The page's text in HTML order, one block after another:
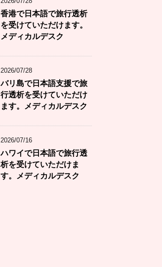
香港で日本語で旅行透析
を受けていただけます。
メディカルデスク
2026/07/28
バリ島で日本語支援で旅
行透析を受けていただけ
ます。メディカルデスク
2026/07/16
ハワイで日本語で旅行透
析を受けていただけま
す。メディカルデスク